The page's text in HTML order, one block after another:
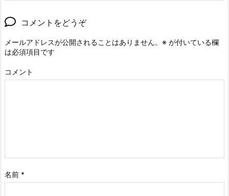
コメントをどうぞ
メールアドレスが公開されることはありません。 ※ が付いている欄
は必須項目です
コメント
名前 *